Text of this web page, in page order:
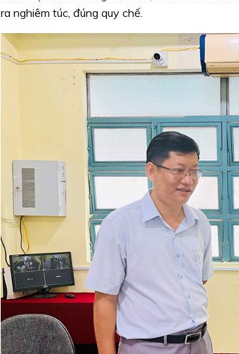
ra nghiêm túc, đúng quy chế.